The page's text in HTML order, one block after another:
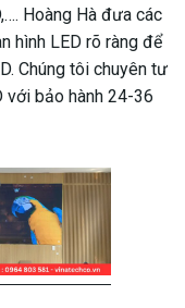
Hoàng Hà đưa các
hình LED rõ ràng để
Chúng tôi chuyên tư
với bảo hành 24-36